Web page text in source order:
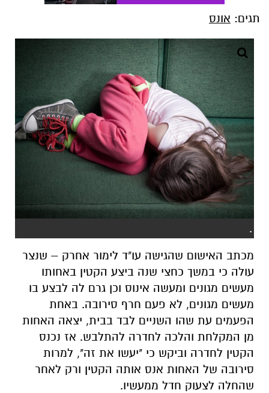
תגים: אונס
.
מכתב האישום שהגישה עו"ד לימור אחרק – שנצר
עולה כי במשך כחצי שנה ביצע הקטין באחותו
מעשים מגונים ומעשה אינוס וכן גרם לה לבצע בו
מעשים מגונים, לא פעם חרף סירובה. באחת
הפעמים עת שהו השניים לבד בבית, יצאה האחות
מן המקלחת והלכה לחדרה להתלבש. אז נכנס
הקטין לחדרה וביקש כי "יעשו את זה", למרות
סירובה של האחות אנס אותה הקטין ורק לאחר
שהחלה לצעוק חדל ממעשיו.